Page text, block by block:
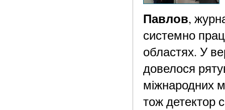
Павлов,
системно
областях. У
довелося
міжнародних
тож детектор